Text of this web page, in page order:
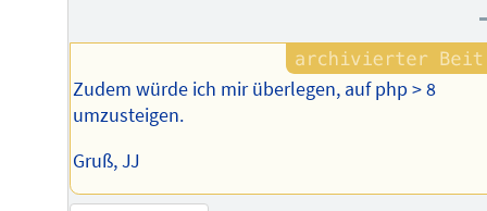
Zudem würde ich mir überlegen, auf php > 8
umzusteigen.
Gruß, JJ